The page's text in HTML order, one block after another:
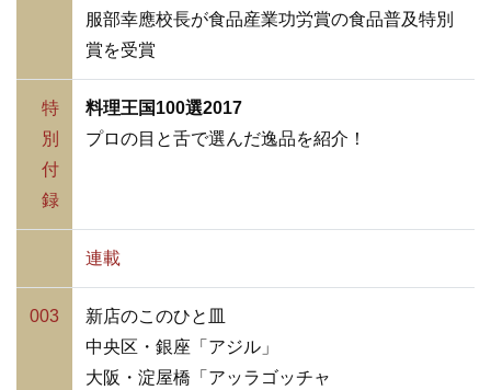
服部幸應校長が食品産業功労賞の食品普及特別
賞を受賞
特
別
付
録
料理王国100選2017
プロの目と舌で選んだ逸品を紹介！
連載
003
新店のこのひと皿
中央区・銀座「アジル」
大阪・淀屋橋「アッラゴッチャ